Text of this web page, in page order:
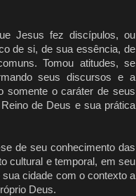
Jesus fez discípulos, ou
de si, de sua essência, de
Tomou atitudes, se
seus discursos e a
somente o caráter de seus
de Deus e sua prática
de seu conhecimento das
cultural e temporal, em seu
cidade com o contexto a
Deus.